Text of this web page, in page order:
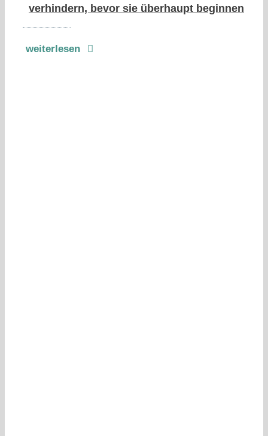
verhindern, bevor sie überhaupt beginnen
weiterlesen